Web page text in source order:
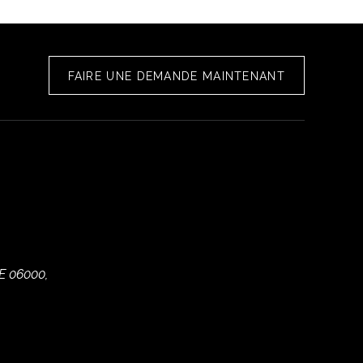
FAIRE UNE DEMANDE MAINTENANT
06000,